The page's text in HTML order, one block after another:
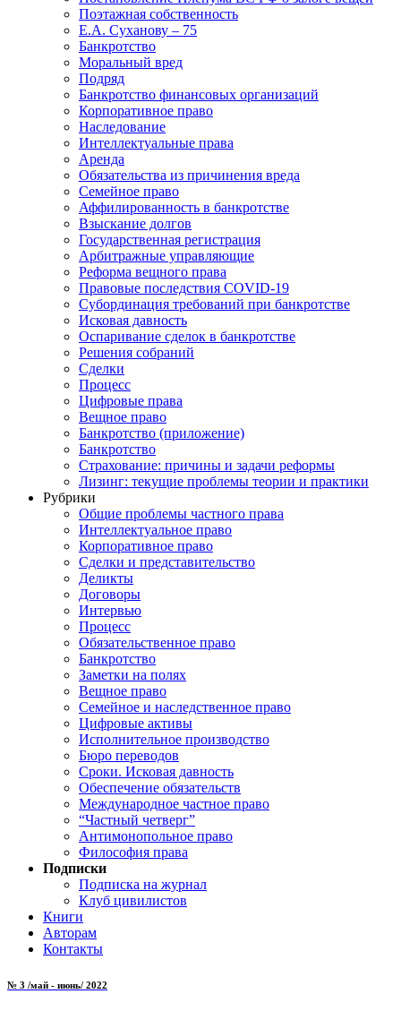
Поэтажная собственность
Е.А. Суханову – 75
Банкротство
Моральный вред
Подряд
Банкротство финансовых организаций
Корпоративное право
Наследование
Интеллектуальные права
Аренда
Обязательства из причинения вреда
Семейное право
Аффилированность в банкротстве
Взыскание долгов
Государственная регистрация
Арбитражные управляющие
Реформа вещного права
Правовые последствия COVID-19
Субординация требований при банкротстве
Исковая давность
Оспаривание сделок в банкротстве
Решения собраний
Сделки
Процесс
Цифровые права
Вещное право
Банкротство (приложение)
Банкротство
Страхование: причины и задачи реформы
Лизинг: текущие проблемы теории и практики
Рубрики
Общие проблемы частного права
Интеллектуальное право
Корпоративное право
Сделки и представительство
Деликты
Договоры
Интервью
Процесс
Обязательственное право
Банкротство
Заметки на полях
Вещное право
Семейное и наследственное право
Цифровые активы
Исполнительное производство
Бюро переводов
Сроки. Исковая давность
Обеспечение обязательств
Международное частное право
“Частный четверг”
Антимонопольное право
Философия права
Подписки
Подписка на журнал
Клуб цивилистов
Книги
Авторам
Контакты
№ 3 /май - июнь/ 2022